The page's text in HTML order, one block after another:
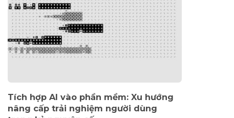
Tích hợp AI vào phần mềm: Xu hướng
nâng cấp trải nghiệm người dùng